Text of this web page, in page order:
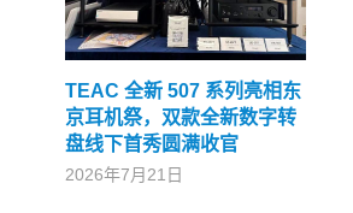
TEAC 全新 507 系列亮相东
京耳机祭，双款全新数字转
盘线下首秀圆满收官
2026年7月21日